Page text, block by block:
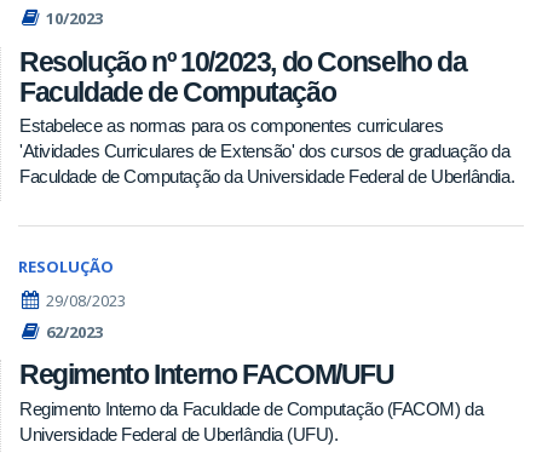
10/2023
Resolução nº 10/2023, do Conselho da
Faculdade de Computação
Estabelece as normas para os componentes curriculares
'Atividades Curriculares de Extensão' dos cursos de graduação da
Faculdade de Computação da Universidade Federal de Uberlândia.
RESOLUÇÃO
29/08/2023
62/2023
Regimento Interno FACOM/UFU
Regimento Interno da Faculdade de Computação (FACOM) da
Universidade Federal de Uberlândia (UFU).